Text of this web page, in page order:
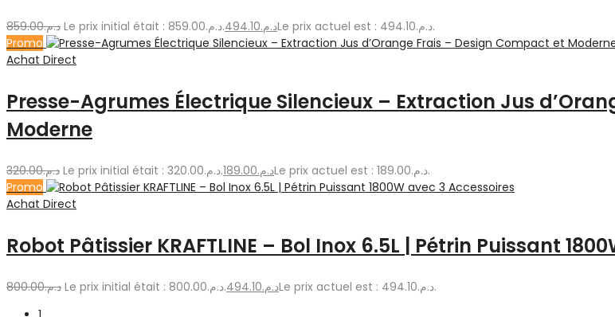
د.م.859.00 Le prix initial était : د.م.859.00. د.م.494.10
Le prix actuel est : د.م.494.10.
Promo
Achat Direct
Presse-Agrumes Électrique Silencieux – Extraction Jus
Moderne
د.م.320.00 Le prix initial était : د.م.320.00. د.م.189.00
Le prix actuel est : د.م.189.00.
Promo
Achat Direct
Robot Pâtissier KRAFTLINE – Bol Inox 6.5L | Pétrin Puissant
د.م.800.00 Le prix initial était : د.م.800.00. د.م.494.10
Le prix actuel est : د.م.494.10.